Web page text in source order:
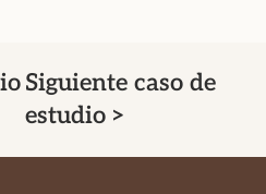
Siguiente caso de
estudio >